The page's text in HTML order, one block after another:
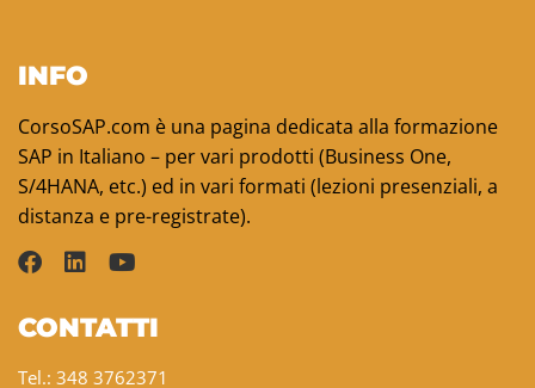
INFO
CorsoSAP.com è una pagina dedicata alla formazione
SAP in Italiano – per vari prodotti (Business One,
S/4HANA, etc.) ed in vari formati (lezioni presenziali, a
distanza e pre-registrate).
CONTATTI
Tel.: 348 3762371